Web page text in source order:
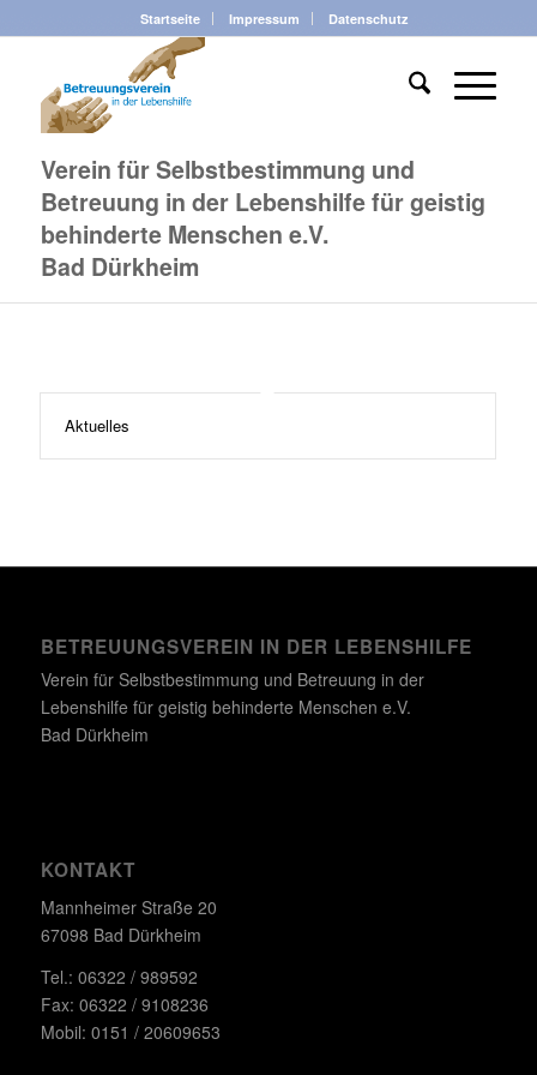
Startseite Impressum Datenschutz
Verein für Selbstbestimmung und
Betreuung in der Lebenshilfe für geistig
behinderte Menschen e.V.
Bad Dürkheim
Aktuelles
BETREUUNGSVEREIN IN DER LEBENSHILFE
Verein für Selbstbestimmung und Betreuung in der
Lebenshilfe für geistig behinderte Menschen e.V.
Bad Dürkheim
KONTAKT
Mannheimer Straße 20
67098 Bad Dürkheim
Tel.: 06322 / 989592
Fax: 06322 / 9108236
Mobil: 0151 / 20609653